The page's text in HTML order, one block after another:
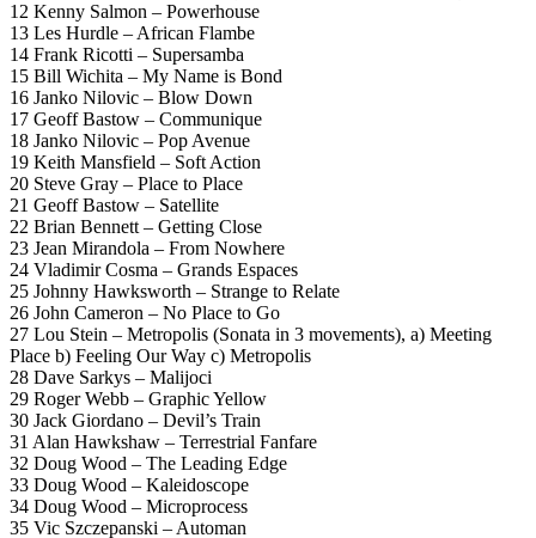
12 Kenny Salmon – Powerhouse
13 Les Hurdle – African Flambe
14 Frank Ricotti – Supersamba
15 Bill Wichita – My Name is Bond
16 Janko Nilovic – Blow Down
17 Geoff Bastow – Communique
18 Janko Nilovic – Pop Avenue
19 Keith Mansfield – Soft Action
20 Steve Gray – Place to Place
21 Geoff Bastow – Satellite
22 Brian Bennett – Getting Close
23 Jean Mirandola – From Nowhere
24 Vladimir Cosma – Grands Espaces
25 Johnny Hawksworth – Strange to Relate
26 John Cameron – No Place to Go
27 Lou Stein – Metropolis (Sonata in 3 movements), a) Meeting
Place b) Feeling Our Way c) Metropolis
28 Dave Sarkys – Malijoci
29 Roger Webb – Graphic Yellow
30 Jack Giordano – Devil’s Train
31 Alan Hawkshaw – Terrestrial Fanfare
32 Doug Wood – The Leading Edge
33 Doug Wood – Kaleidoscope
34 Doug Wood – Microprocess
35 Vic Szczepanski – Automan